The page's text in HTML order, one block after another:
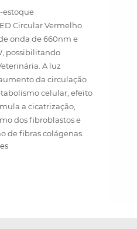
estoque
Circular Vermelho
onda de 660nm e
possibilitando
A luz
da circulação
celular, efeito
a cicatrização,
dos fibroblastos e
de fibras colágenas.
nos equipamentos: